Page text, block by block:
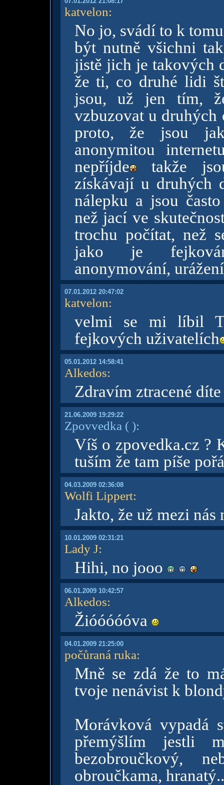
katvelon:
No jo, svádí to k
být nutně všichni
jistě jich je takových
že ti, co druhé lidi
jsou, už jen tím,
vzbuzovat u druhých
proto, že jsou
anonymitou
nepříjde takže
získávají u druhých
nálepku a jsou
než jací ve
trochu počítat, než
jako je
anonymování,
07.01.2012 20:47:02
katvelon:
velmi se mi líbil
fejkových uživatelích
05.01.2012 14:58:41
Alkedos:
Zdravím ztracené
21.06.2009 19:29:22
Zpovvedka ( ):
Víš o zpovedka.cz ?
tuším že tam píše
04.03.2009 02:36:08
Wolfi Lippert:
Jakto, že už mezi nás
10.01.2009 02:31:21
Lady J:
Hihi, no jooo
06.01.2009 10:42:57
Alkedos:
Žióóóóóva
04.01.2009 21:25:00
počůraná ruka:
Mně se zdá že to
tvoje nenávist k
Morávková vypadá
přemýšlím jestli
bezobroučkový,
obroučkama,